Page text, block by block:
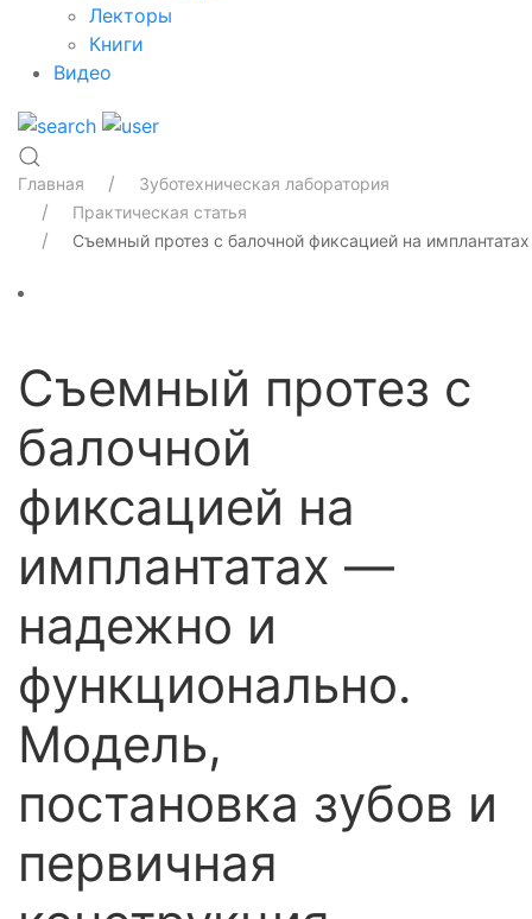
Лекторы
Книги
Видео
Главная
Зуботехническая лаборатория
Практическая статья
Съемный протез с балочной фиксацией на
Съемный протез с
балочной
фиксацией на
имплантатах —
надежно и
функционально.
Модель,
постановка зубов и
первичная